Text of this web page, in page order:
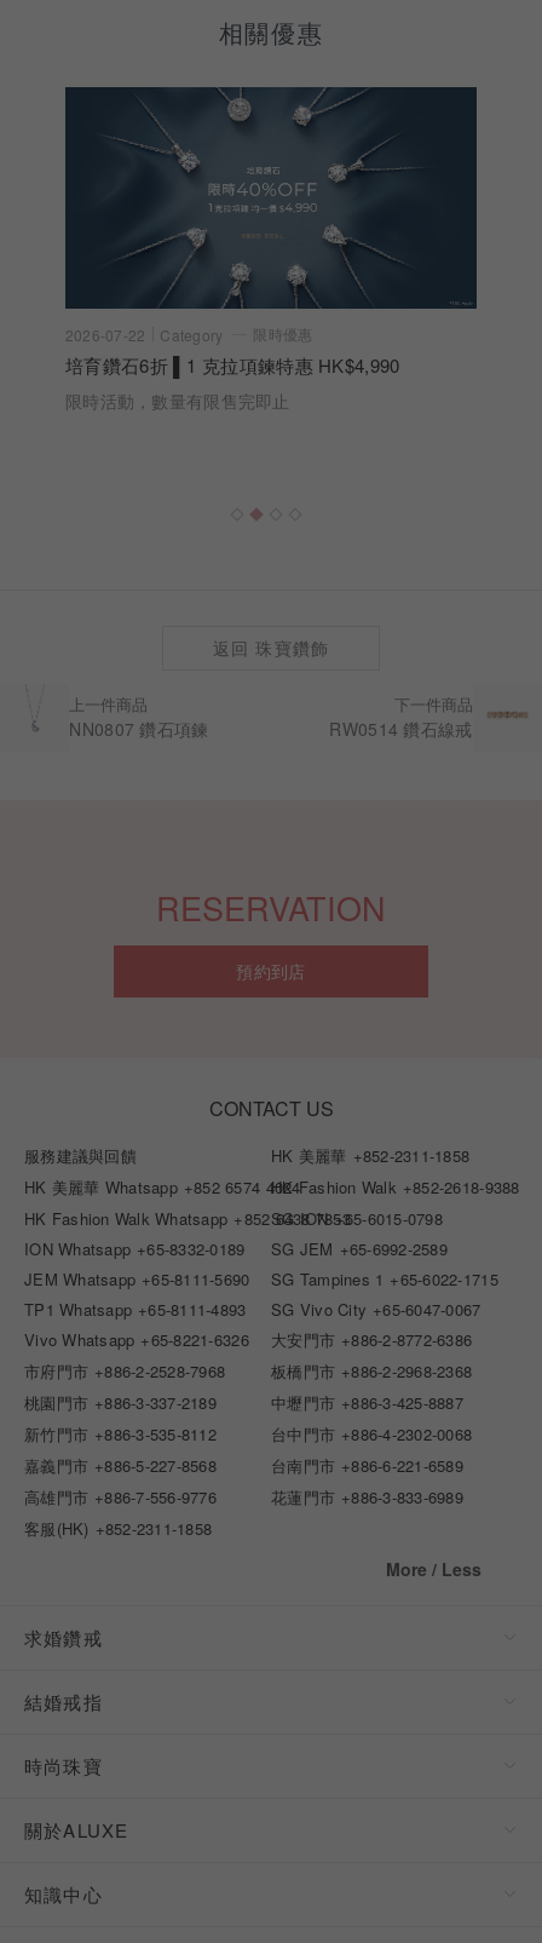
相關優惠
2026-07-22 Category 限時優惠
培育鑽石6折 ▌1 克拉項鍊特惠 HK$4,990
限時活動，數量有限售完即止
上一件商品
NN0807 鑽石項鍊
下一件商品
RW0514 鑽石線戒
返回 珠寶鑽飾
RESERVATION
預約到店
CONTACT US
服務建議與回饋 HK 美麗華 +852-2311-1858
HK 美麗華 Whatsapp +852 6574 4024HK Fashion Walk +852-2618-9388
HK Fashion Walk Whatsapp +852 6438 7853
SG ION +65-6015-0798
ION Whatsapp +65-8332-0189 SG JEM +65-6992-2589
JEM Whatsapp +65-8111-5690 SG Tampines 1 +65-6022-1715
TP1 Whatsapp +65-8111-4893 SG Vivo City +65-6047-0067
Vivo Whatsapp +65-8221-6326 大安門市 +886-2-8772-6386
市府門市 +886-2-2528-7968 板橋門市 +886-2-2968-2368
桃園門市 +886-3-337-2189 中壢門市 +886-3-425-8887
新竹門市 +886-3-535-8112 台中門市 +886-4-2302-0068
嘉義門市 +886-5-227-8568 台南門市 +886-6-221-6589
高雄門市 +886-7-556-9776 花蓮門市 +886-3-833-6989
客服(HK) +852-2311-1858
More / Less
求婚鑽戒
結婚戒指
時尚珠寶
關於ALUXE
知識中心